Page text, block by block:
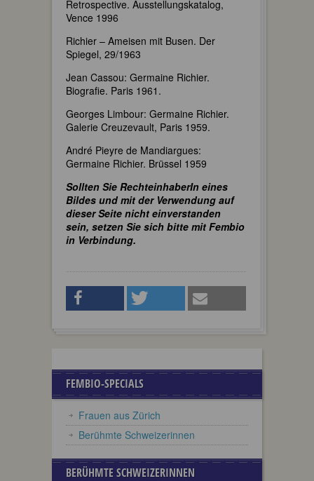
Retrospective. Ausstellungskatalog,
Vence 1996
Richier – Ameisen mit Busen. Der
Spiegel, 29/1963
Jean Cassou: Germaine Richier.
Biografie. Paris 1961.
Georges Limbour: Germaine Richier.
Galerie Creuzevault, Paris 1959.
André Pieyre de Mandiargues:
Germaine Richier. Brüssel 1959
Sollten Sie RechteinhaberIn eines
Bildes und mit der Verwendung auf
dieser Seite nicht einverstanden
sein, setzen Sie sich bitte mit Fembio
in Verbindung.
FEMBIO-SPECIALS
Frauen aus Zürich
Berühmte Schweizerinnen
BERÜHMTE SCHWEIZERINNEN